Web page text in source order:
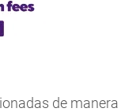
de manera